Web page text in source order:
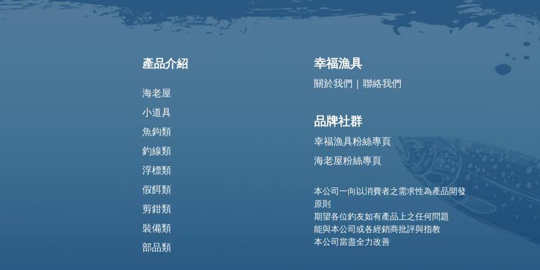
產品介紹
海老屋
小道具
魚鉤類
釣線類
浮標類
假餌類
剪鉗類
裝備類
部品類
幸福漁具
關於我們 | 聯絡我們
品牌社群
幸福漁具粉絲專頁
海老屋粉絲專頁
本公司一向以消費者之需求性為產品開發
原則
期望各位釣友如有產品上之任何問題
能與本公司或各經銷商批評與指教
本公司當盡全力改善